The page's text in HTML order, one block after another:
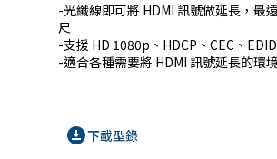
-光纖線即可將 HDMI 訊號做延長，最
尺
-支援 HD 1080p、HDCP、CEC、
-適合各種需要將 HDMI 訊號延長的環
download_for_offline下載型錄